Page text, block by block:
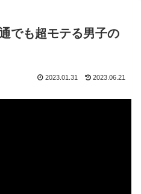
でも超モテる男子の
2023.01.31 2023.06.21